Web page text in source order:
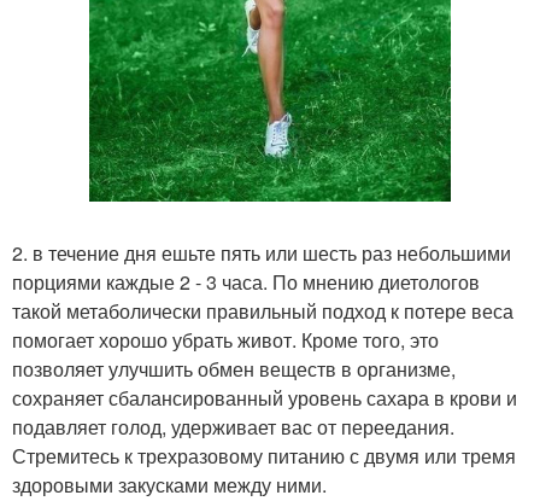
2. в течение дня ешьте пять или шесть раз небольшими
порциями каждые 2 - 3 часа. По мнению диетологов
такой метаболически правильный подход к потере веса
помогает хорошо убрать живот. Кроме того, это
позволяет улучшить обмен веществ в организме,
сохраняет сбалансированный уровень сахара в крови и
подавляет голод, удерживает вас от переедания.
Стремитесь к трехразовому питанию с двумя или тремя
здоровыми закусками между ними.